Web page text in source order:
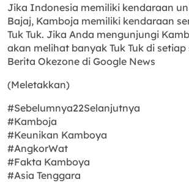
Jika Indonesia memiliki kendaraan
Bajaj, Kamboja memiliki kendaraan
Tuk Tuk. Jika Anda mengunjungi
akan melihat banyak Tuk Tuk di
Berita Okezone di Google News
(Meletakkan)
#Sebelumnya22Selanjutnya
#Kamboja
#Keunikan Kamboya
#AngkorWat
#Fakta Kamboya
#Asia Tenggara